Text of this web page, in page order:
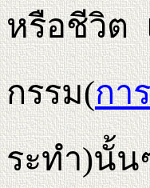
หรือชีวิต
กรรม(กา
ระทํา)นั้น